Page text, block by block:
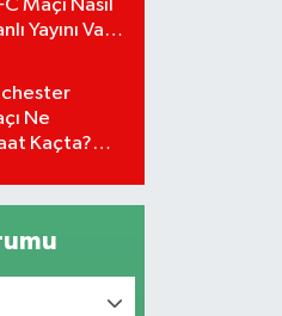
Maçı Nasıl
Yayını Var
Ne
Kaçta?